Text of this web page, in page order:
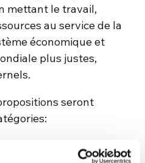
mettant le travail,
au service de la
économique et
plus justes,
seront
académique ou